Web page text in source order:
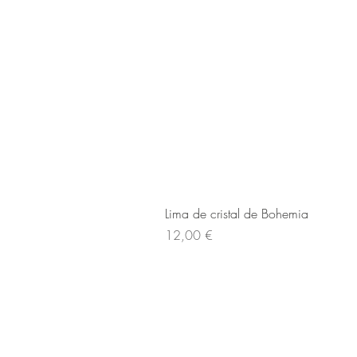
Lima de cristal de Bohemia
Cena
12,00 €